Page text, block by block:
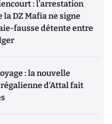
: l’arrestation
la DZ Mafia ne signe
fausse détente entre
: la nouvelle
d'Attal fait